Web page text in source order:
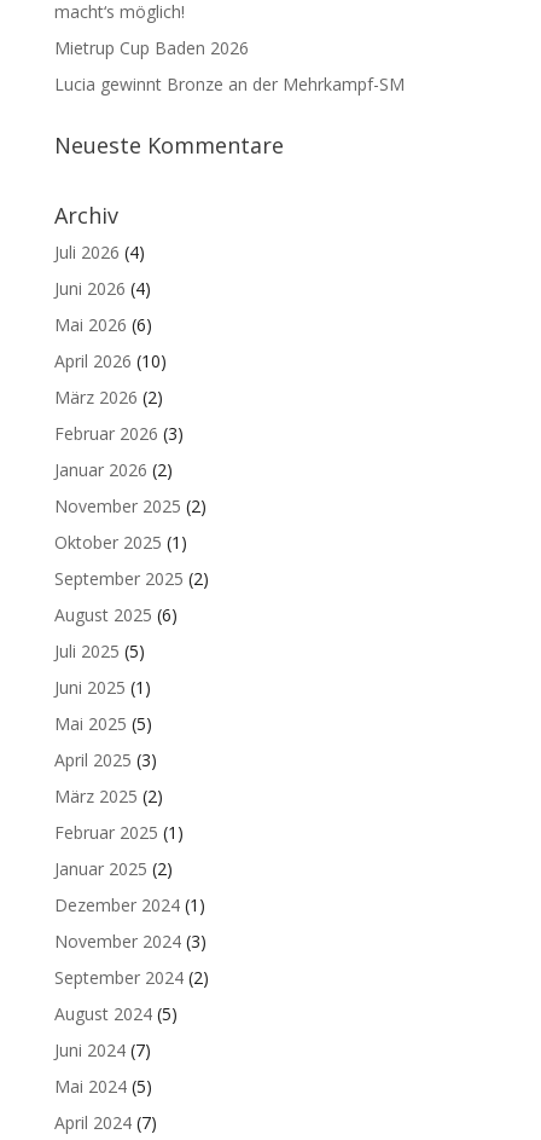
macht‘s möglich!
Mietrup Cup Baden 2026
Lucia gewinnt Bronze an der Mehrkampf-SM
Neueste Kommentare
Archiv
Juli 2026 (4)
Juni 2026 (4)
Mai 2026 (6)
April 2026 (10)
März 2026 (2)
Februar 2026 (3)
Januar 2026 (2)
November 2025 (2)
Oktober 2025 (1)
September 2025 (2)
August 2025 (6)
Juli 2025 (5)
Juni 2025 (1)
Mai 2025 (5)
April 2025 (3)
März 2025 (2)
Februar 2025 (1)
Januar 2025 (2)
Dezember 2024(1)
November 2024(3)
September 2024(2)
August 2024(5)
Juni 2024(7)
Mai 2024(5)
April 2024(7)